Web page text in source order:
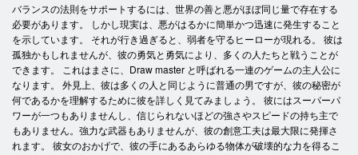
バランスの法則をサポートするには、世界の善と悪がほぼ同じ量で存在する
必要があります。 しかし現実は、悪がはるかに簡単かつ迅速に発生すること
を示しています。 それが行き過ぎると、弱者を守るヒーローが現れる。 彼は
孤独かもしれませんが、彼の勇気と勇気により、多くの人たちと戦うことが
できます。 これはまさに、Draw master と呼ばれる一連のゲームの主人公に
なります。 外見上、彼は多くの人と同じように普通の男ですが、彼の秘密が
何であるかを理解するために彼を詳しく見てみましょう。 彼にはスーパーパ
ワーが一つもありませんし、信じられないほどの強さやスピードの持ち主で
もありません。強力な武器もありませんが、彼の創意工夫は最大限に発揮さ
れます。 彼女のおかげで、彼の手にあるあらゆる物体が破壊的な力を得るこ